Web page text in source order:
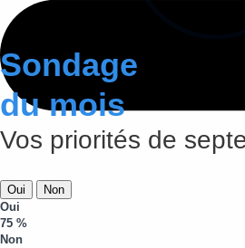
Sondage
du mois
Vos priorités de
Oui
Non
Oui
75 %
Non